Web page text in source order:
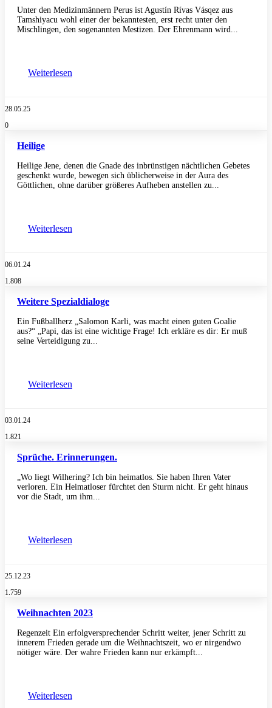
Unter den Medizinmännern Perus ist Agustín Rívas Vásqez aus
Tamshiyacu wohl einer der bekanntesten, erst recht unter den
Mischlingen, den sogenannten Mestizen. Der Ehrenmann wird...
Weiterlesen
28.05.25
0
Heilige
Heilige Jene, denen die Gnade des inbrünstigen nächtlichen Gebetes
geschenkt wurde, bewegen sich üblicherweise in der Aura des
Göttlichen, ohne darüber größeres Aufheben anstellen zu...
Weiterlesen
06.01.24
1.808
Weitere Spezialdialoge
Ein Fußballherz „Salomon Karli, was macht einen guten Goalie
aus?“ „Papi, das ist eine wichtige Frage! Ich erkläre es dir: Er muß
seine Verteidigung zu...
Weiterlesen
03.01.24
1.821
Sprüche. Erinnerungen.
„Wo liegt Wilhering? Ich bin heimatlos. Sie haben Ihren Vater
verloren. Ein Heimatloser fürchtet den Sturm nicht. Er geht hinaus
vor die Stadt, um ihm...
Weiterlesen
25.12.23
1.759
Weihnachten 2023
Regenzeit Ein erfolgversprechender Schritt weiter, jener Schritt zu
innerem Frieden gerade um die Weihnachtszeit, wo er nirgendwo
nötiger wäre. Der wahre Frieden kann nur erkämpft...
Weiterlesen